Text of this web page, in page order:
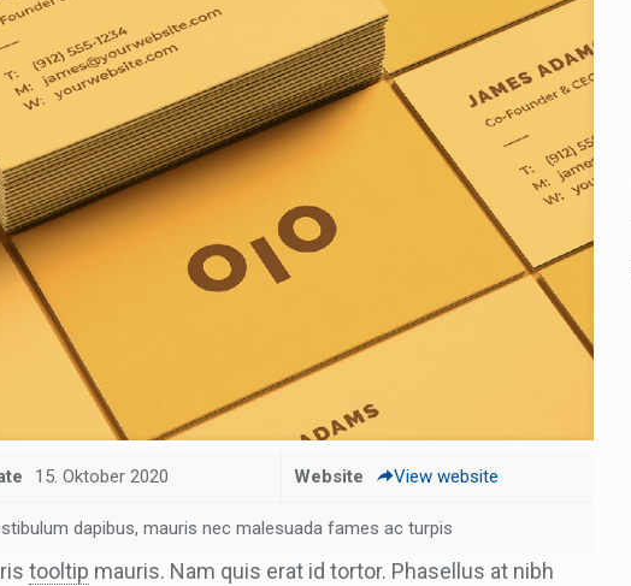
15. Oktober 2020 Website View website
dapibus, mauris nec malesuada fames ac turpis
tooltip mauris. Nam quis erat id tortor. Phasellus at nibh